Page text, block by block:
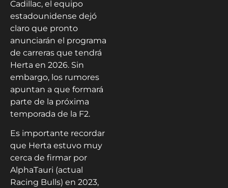
Cadillac, el equipo
estadounidense dejó
claro que pronto
anunciarán el programa
de carreras que tendrá
Herta en 2026. Sin
embargo, los rumores
apuntan a que formará
parte de la próxima
temporada de la F2.
Es importante recordar
que Herta estuvo muy
cerca de firmar por
AlphaTauri (actual
Racing Bulls) en 2023,